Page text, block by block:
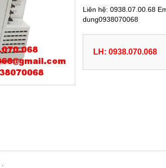
Liên hệ: 0938.07.00.68
dung0938070068
LH: 0938.070.068